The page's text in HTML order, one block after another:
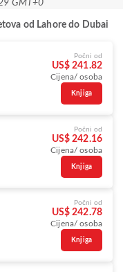
GMT+0
od Lahore do Dubai
Počni od
US$ 241.82
Cijena/ osoba
Knjiga
Počni od
US$ 242.16
Cijena/ osoba
Knjiga
Počni od
US$ 242.78
Cijena/ osoba
Knjiga